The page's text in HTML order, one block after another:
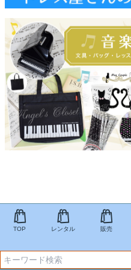
TOP レンタル 販売